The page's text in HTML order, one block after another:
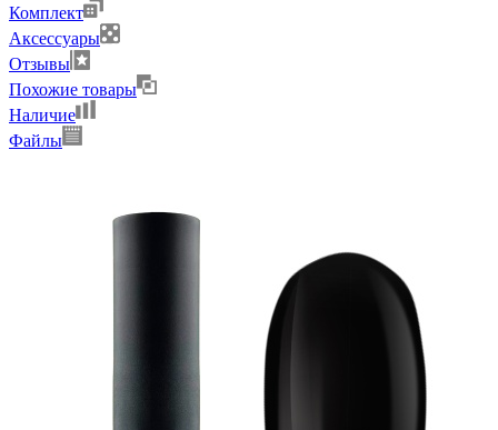
Комплект
Аксессуары
Отзывы
Похожие товары
Наличие
Файлы